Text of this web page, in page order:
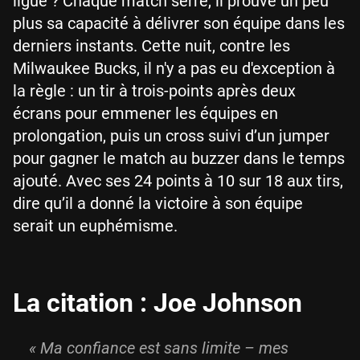
plus sa capacité à délivrer son équipe dans les
derniers instants. Cette nuit, contre les
Milwaukee Bucks, il n'y a pas eu d'exception à
la règle : un tir à trois-points après deux
écrans pour emmener les équipes en
prolongation, puis un cross suivi d’un jumper
pour gagner le match au buzzer dans le temps
ajouté. Avec ses 24 points à 10 sur 18 aux tirs,
dire qu’il a donné la victoire à son équipe
serait un euphémisme.
La citation : Joe Johnson
« Ma confiance est sans limite – mes